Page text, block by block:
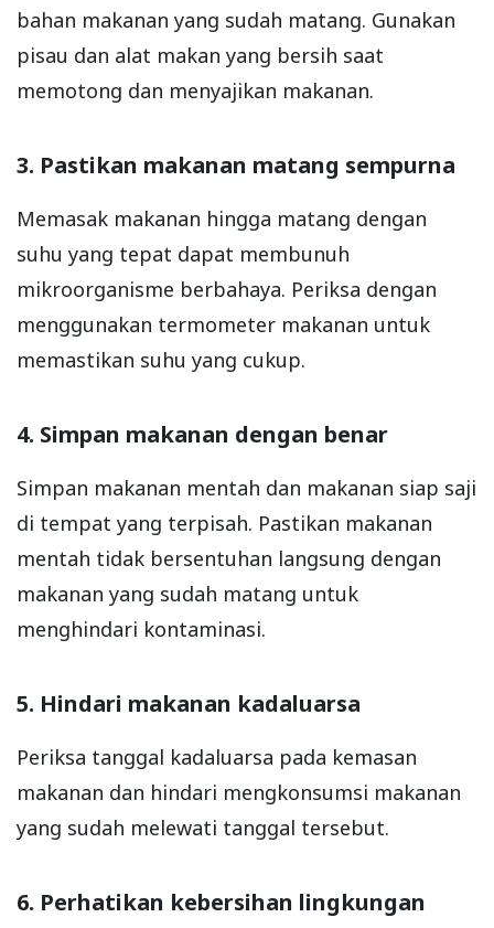
bahan makanan yang sudah matang. Gunakan
pisau dan alat makan yang bersih saat
memotong dan menyajikan makanan.
3. Pastikan makanan matang sempurna
Memasak makanan hingga matang dengan
suhu yang tepat dapat membunuh
mikroorganisme berbahaya. Periksa dengan
menggunakan termometer makanan untuk
memastikan suhu yang cukup.
4. Simpan makanan dengan benar
Simpan makanan mentah dan makanan siap saji
di tempat yang terpisah. Pastikan makanan
mentah tidak bersentuhan langsung dengan
makanan yang sudah matang untuk
menghindari kontaminasi.
5. Hindari makanan kadaluarsa
Periksa tanggal kadaluarsa pada kemasan
makanan dan hindari mengkonsumsi makanan
yang sudah melewati tanggal tersebut.
6. Perhatikan kebersihan lingkungan